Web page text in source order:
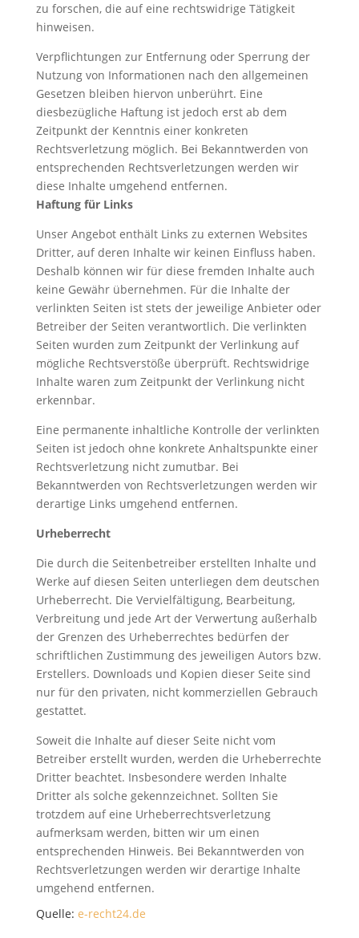
zu forschen, die auf eine rechtswidrige Tätigkeit
hinweisen.
Verpflichtungen zur Entfernung oder Sperrung der
Nutzung von Informationen nach den allgemeinen
Gesetzen bleiben hiervon unberührt. Eine
diesbezügliche Haftung ist jedoch erst ab dem
Zeitpunkt der Kenntnis einer konkreten
Rechtsverletzung möglich. Bei Bekanntwerden von
entsprechenden Rechtsverletzungen werden wir
diese Inhalte umgehend entfernen.
Haftung für Links
Unser Angebot enthält Links zu externen Websites
Dritter, auf deren Inhalte wir keinen Einfluss haben.
Deshalb können wir für diese fremden Inhalte auch
keine Gewähr übernehmen. Für die Inhalte der
verlinkten Seiten ist stets der jeweilige Anbieter oder
Betreiber der Seiten verantwortlich. Die verlinkten
Seiten wurden zum Zeitpunkt der Verlinkung auf
mögliche Rechtsverstöße überprüft. Rechtswidrige
Inhalte waren zum Zeitpunkt der Verlinkung nicht
erkennbar.
Eine permanente inhaltliche Kontrolle der verlinkten
Seiten ist jedoch ohne konkrete Anhaltspunkte einer
Rechtsverletzung nicht zumutbar. Bei
Bekanntwerden von Rechtsverletzungen werden wir
derartige Links umgehend entfernen.
Urheberrecht
Die durch die Seitenbetreiber erstellten Inhalte und
Werke auf diesen Seiten unterliegen dem deutschen
Urheberrecht. Die Vervielfältigung, Bearbeitung,
Verbreitung und jede Art der Verwertung außerhalb
der Grenzen des Urheberrechtes bedürfen der
schriftlichen Zustimmung des jeweiligen Autors bzw.
Erstellers. Downloads und Kopien dieser Seite sind
nur für den privaten, nicht kommerziellen Gebrauch
gestattet.
Soweit die Inhalte auf dieser Seite nicht vom
Betreiber erstellt wurden, werden die Urheberrechte
Dritter beachtet. Insbesondere werden Inhalte
Dritter als solche gekennzeichnet. Sollten Sie
trotzdem auf eine Urheberrechtsverletzung
aufmerksam werden, bitten wir um einen
entsprechenden Hinweis. Bei Bekanntwerden von
Rechtsverletzungen werden wir derartige Inhalte
umgehend entfernen.
Quelle: e-recht24.de